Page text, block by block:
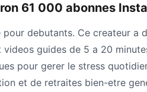
61 000 abonnes
debutants. Ce createur a
guides de 5 a 20
pour gerer le stress
et de retraites bien-etre